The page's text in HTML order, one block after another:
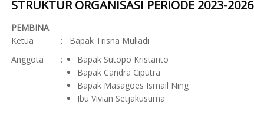
STRUKTUR ORGANISASI PERIODE 2023-2026
PEMBINA
Ketua
:
Bapak Trisna Muliadi
Anggota
:
Bapak Sutopo Kristanto
Bapak Candra Ciputra
Bapak Masagoes Ismail Ning
Ibu Vivian Setjakusuma